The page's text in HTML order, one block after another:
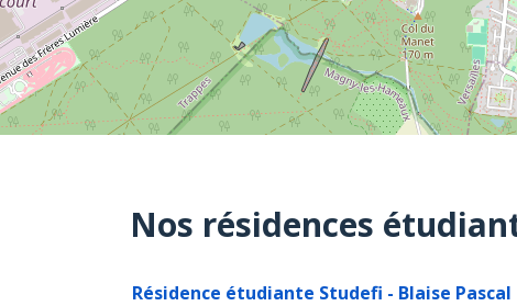
Nos résidences
Résidence étudiante Studefi - Blaise Pascal